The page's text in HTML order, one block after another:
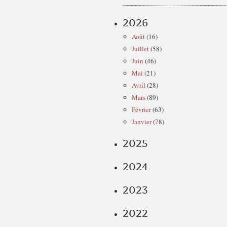
2026
Août(16)
Juillet(58)
Juin (46)
Mai (21)
Avril (28)
Mars(89)
Février(63)
Janvier(78)
2025
2024
2023
2022